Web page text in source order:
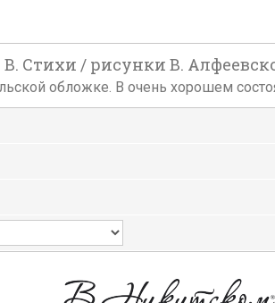
Стихи / рисунки В.
обложке. В очень хорошем